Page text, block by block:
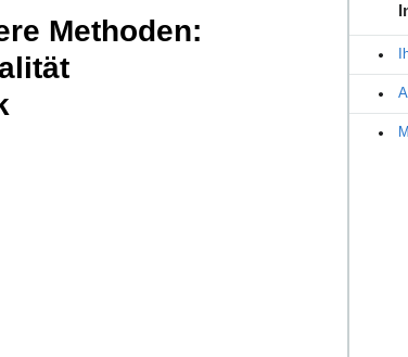
Methoden: